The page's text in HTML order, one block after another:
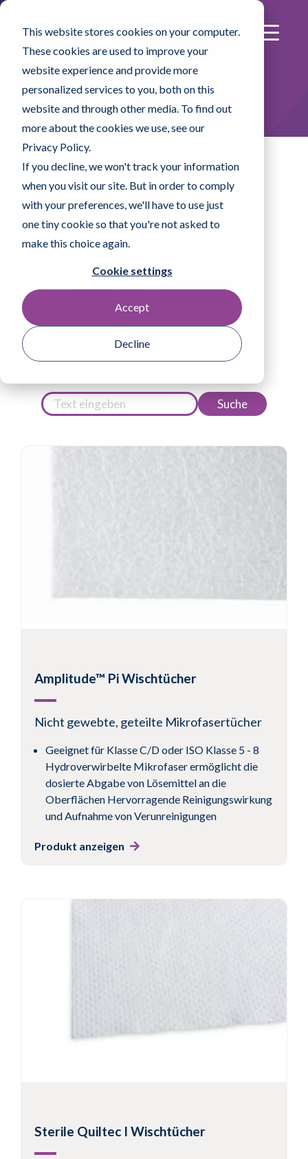
This website stores cookies on your computer.
These cookies are used to improve your
website experience and provide more
personalized services to you, both on this
website and through other media. To find out
more about the cookies we use, see our
Privacy Policy.
If you decline, we won't track your information
when you visit our site. But in order to comply
with your preferences, we'll have to use just
one tiny cookie so that you're not asked to
make this choice again.
Cookie settings
Accept
Decline
Unsere Produkte
Produktlinien
Desinfektionsmittel und Lösungen
Moppsysteme
Wischtücher
Tupfer
Spezialprodukte
Filter
Suche
Amplitude™ Pi Wischtücher
Nicht gewebte, geteilte Mikrofasertücher
Geeignet für Klasse C/D oder ISO Klasse 5 - 8
Hydroverwirbelte Mikrofaser ermöglicht die
dosierte Abgabe von Lösemittel an die
Oberflächen Hervorragende Reinigungswirkung
und Aufnahme von Verunreinigungen
Produkt anzeigen
Sterile Quiltec I Wischtücher